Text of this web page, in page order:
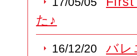
た♪
16/12/20 バレ